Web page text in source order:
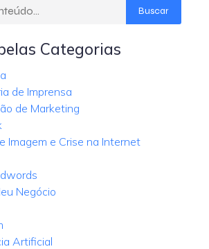
Buscar
Categorias
de Imprensa
de Marketing
Imagem e Crise na Internet
Negócio
Artificial